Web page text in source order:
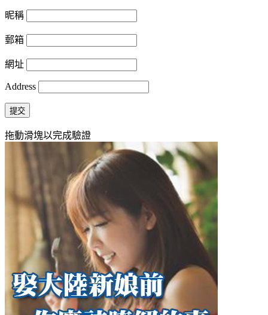
昵稱
郵箱
網址
Address
提交
拖動滑塊以完成驗證